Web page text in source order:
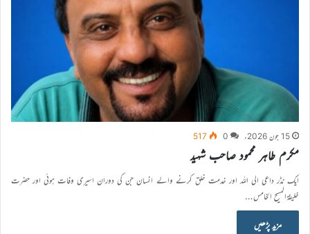
15 جون 2026ء 0
517
مکرم طاہر محمود صاحب شہید
ایک نڈر داعی الی اللہ اور خدمت خلق کرنے والے انسان جن کی دوران اسیری وفات ہوئی اور حضرت
خلیفةالمسیح الخامس…
مزید پڑھیں